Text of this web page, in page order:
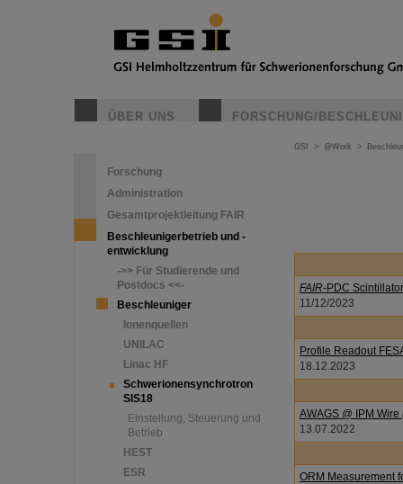
ÜBER UNS FORSCHUNG/
Forschung
Administration
Gesamtprojektleitung FAIR
Beschleunigerbetrieb und -
entwicklung
->> Für Studierende und
Postdocs <<-
Beschleuniger
Ionenquellen
UNILAC
Linac HF
Schwerionensynchrotron
SIS18
Einstellung, Steuerung und
Betrieb
HEST
ESR
GSI > @Work >
FAIR-PDC
11/12/2023
Profile Readout
18.12.2023
AWAGS @ IPM Wire
13.07.2022
ORM Measurement